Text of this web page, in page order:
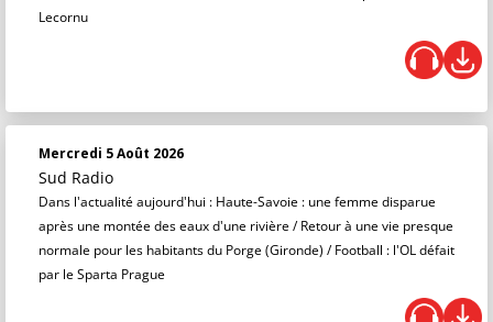
Lecornu
Mercredi 5 Août 2026
Sud Radio
Dans l'actualité aujourd'hui : Haute-Savoie : une femme disparue
après une montée des eaux d'une rivière / Retour à une vie presque
normale pour les habitants du Porge (Gironde) / Football : l'OL défait
par le Sparta Prague